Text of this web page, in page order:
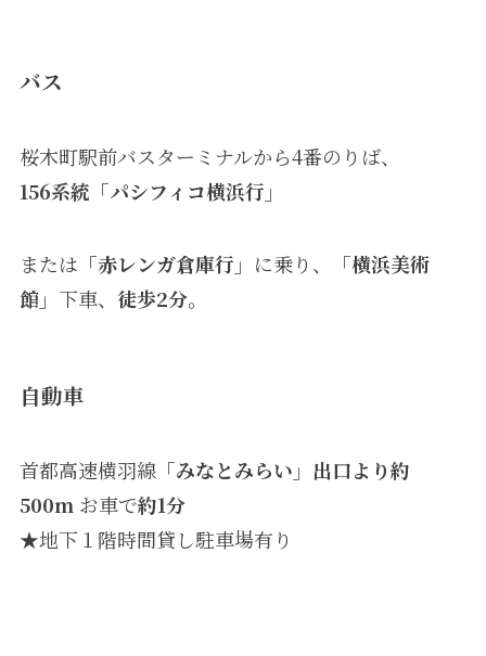
バス
桜木町駅前バスターミナルから4番のりば、
156系統「パシフィコ横浜行」
または 「赤レンガ倉庫行」 に乗り、
「横浜美術
館」 下車、 徒歩2分。
自動車
首都高速横羽線「みなとみらい」出口より約
500m お車で約1分
★地下１階時間貸し駐車場有り